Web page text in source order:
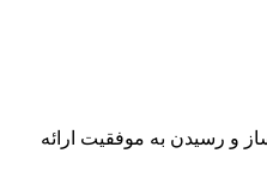
و رسیدن به موفقیت ارائه